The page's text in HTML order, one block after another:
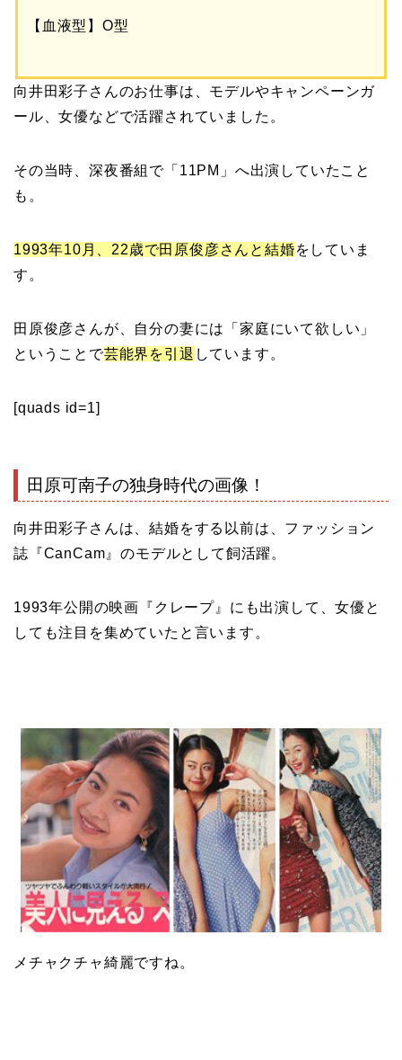
【血液型】O型
向井田彩子さんのお仕事は、モデルやキャンペーンガ
ール、女優などで活躍されていました。
その当時、深夜番組で「11PM」へ出演していたこと
も。
1993年10月、22歳で田原俊彦さんと結婚をしていま
す。
田原俊彦さんが、自分の妻には「家庭にいて欲しい」
ということで芸能界を引退 しています。
[quads id=1]
田原可南子の独身時代の画像！
向井田彩子さんは、結婚をする以前は、ファッション
誌『CanCam』のモデルとして飼活躍。
1993年公開の映画『クレープ』にも出演して、女優と
しても注目を集めていたと言います。
メチャクチャ綺麗ですね。